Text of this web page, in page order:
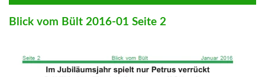
Blick vom Bült 2016-01 Seite 2